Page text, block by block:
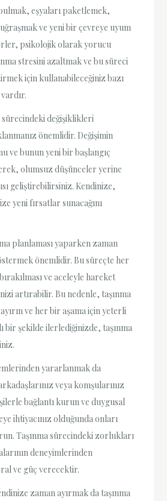
eşyaları paketlemek,
ve yeni bir çevreye uyum
psikolojik olarak yorucu
stresini azaltmak ve bu süreci
için kullanabileceğiniz bazı
değişiklikleri
önemlidir. Değişimin
ve bunun yeni bir başlangıç
olumsuz düşünceler yerine
geliştirebilirsiniz. Kendinize,
yeni fırsatlar sunacağını
planlaması yaparken zaman
önemlidir. Bu süreçte her
ve aceleyle hareket
artırabilir. Bu nedenle, taşınma
ve her bir aşama için yeterli
bir şekilde ilerlediğinizde, taşınma
yararlanmak da
veya komşularınız
bağlantı kurun ve duygusal
ihtiyacınız olduğunda onları
Taşınma sürecindeki zorlukları
deneyimlerinden
ve güç verecektir.
zaman ayırmak da taşınma